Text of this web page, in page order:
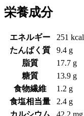
栄養成分
エネルギー
251 kcal
たんぱく質
9.4 g
脂質
17.7 g
糖質
13.9 g
食物繊維
1.2 g
食塩相当量
2.4 g
カルシウム
42.2 mg